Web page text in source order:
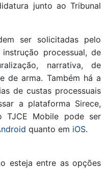
junto ao Tribunal
ser solicitadas pelo
processual, de
narrativa, de
de arma. Também há a
de custas processuais
a plataforma Sirece,
Mobile pode ser
quanto em iOS.
esteja entre as opções